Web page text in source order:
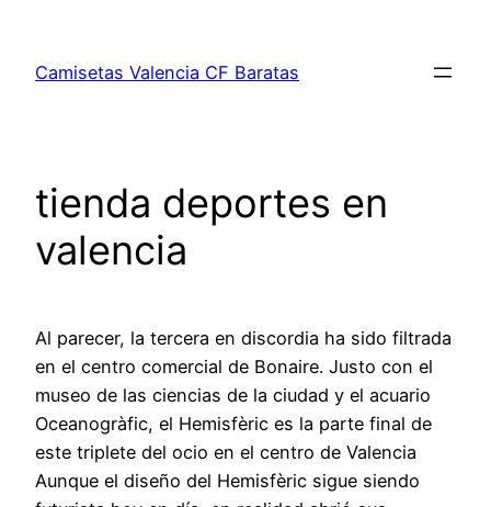
contenido
Camisetas Valencia CF Baratas
tienda deportes en
valencia
Al parecer, la tercera en discordia ha sido filtrada
en el centro comercial de Bonaire. Justo con el
museo de las ciencias de la ciudad y el acuario
Oceanogràfic, el Hemisfèric es la parte final de
este triplete del ocio en el centro de Valencia
Aunque el diseño del Hemisfèric sigue siendo